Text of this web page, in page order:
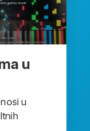
u
u